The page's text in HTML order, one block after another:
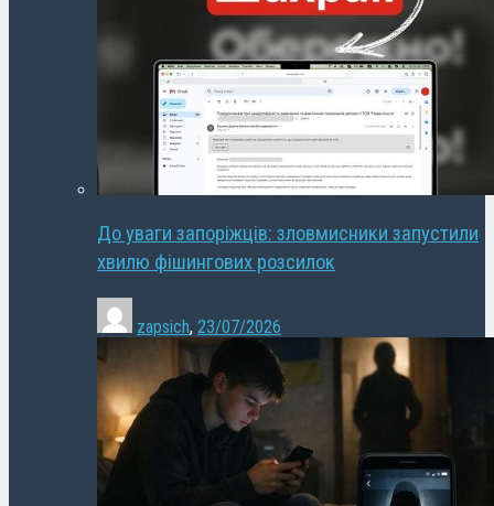
До уваги запоріжців: зловмисники запустили
хвилю фішингових розсилок
zapsich, 23/07/2026